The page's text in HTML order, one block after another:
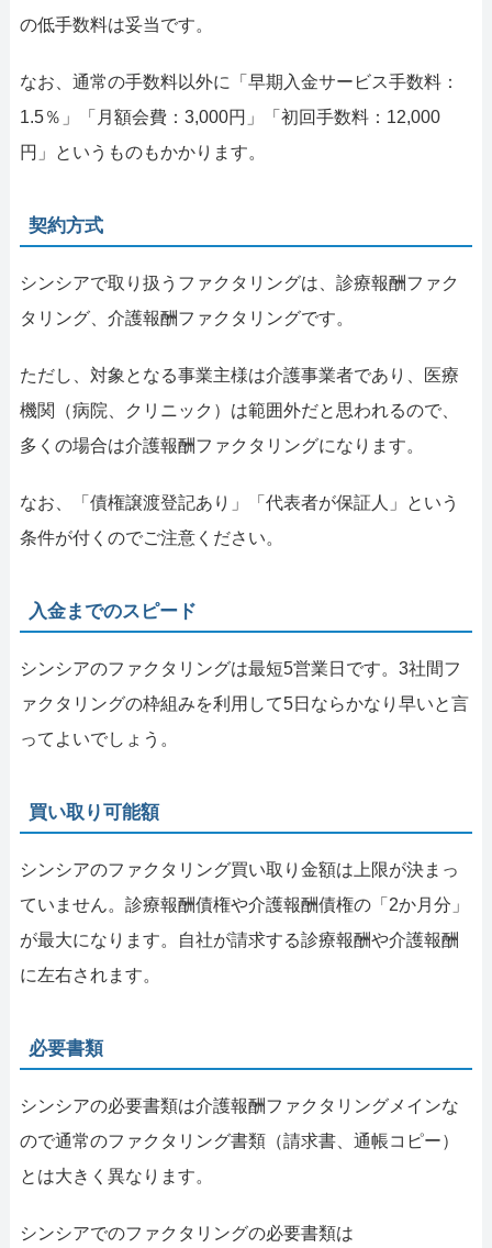
の低手数料は妥当です。
なお、通常の手数料以外に「早期入金サービス手数料：
1.5％」「月額会費：3,000円」「初回手数料：12,000
円」というものもかかります。
契約方式
シンシアで取り扱うファクタリングは、診療報酬ファク
タリング、介護報酬ファクタリングです。
ただし、対象となる事業主様は介護事業者であり、医療
機関（病院、クリニック）は範囲外だと思われるので、
多くの場合は介護報酬ファクタリングになります。
なお、「債権譲渡登記あり」「代表者が保証人」という
条件が付くのでご注意ください。
入金までのスピード
シンシアのファクタリングは最短5営業日です。3社間フ
ァクタリングの枠組みを利用して5日ならかなり早いと言
ってよいでしょう。
買い取り可能額
シンシアのファクタリング買い取り金額は上限が決まっ
ていません。診療報酬債権や介護報酬債権の「2か月分」
が最大になります。自社が請求する診療報酬や介護報酬
に左右されます。
必要書類
シンシアの必要書類は介護報酬ファクタリングメインな
ので通常のファクタリング書類（請求書、通帳コピー）
とは大きく異なります。
シンシアでのファクタリングの必要書類は